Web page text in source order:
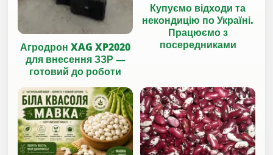
Агродрон XAG XP2020
для внесення ЗЗР —
готовий до роботи
Купуємо відходи та
некондицію по Україні.
Працюємо з
посередниками